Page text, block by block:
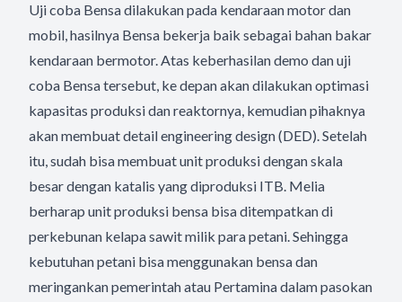
Uji coba Bensa dilakukan pada kendaraan motor dan
mobil, hasilnya Bensa bekerja baik sebagai bahan bakar
kendaraan bermotor. Atas keberhasilan demo dan uji
coba Bensa tersebut, ke depan akan dilakukan optimasi
kapasitas produksi dan reaktornya, kemudian pihaknya
akan membuat detail engineering design (DED). Setelah
itu, sudah bisa membuat unit produksi dengan skala
besar dengan katalis yang diproduksi ITB. Melia
berharap unit produksi bensa bisa ditempatkan di
perkebunan kelapa sawit milik para petani. Sehingga
kebutuhan petani bisa menggunakan bensa dan
meringankan pemerintah atau Pertamina dalam pasokan